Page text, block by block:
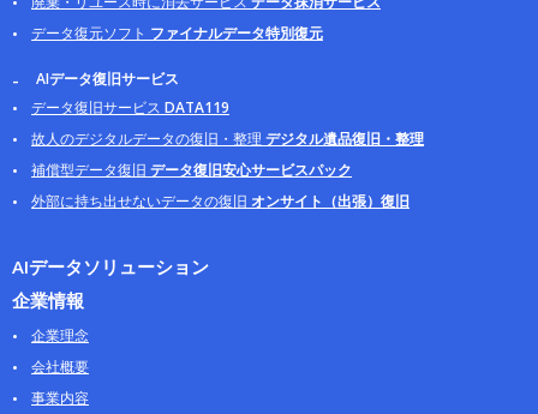
データ復元ソフト ファイナルデータ特別復元
AIデータ復旧サービス
データ復旧サービス DATA119
故人のデジタルデータの復旧・整理デジタル遺品復旧・整理
補償型データ復旧 データ復旧安心サービスパック
外部に持ち出せないデータの復旧 オンサイト（出張）復旧
AIデータソリューション
企業情報
企業理念
会社概要
事業内容